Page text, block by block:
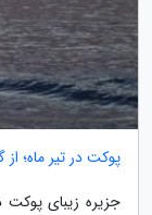
پوکت در تیر ماه؛ از
جزیره زیبای